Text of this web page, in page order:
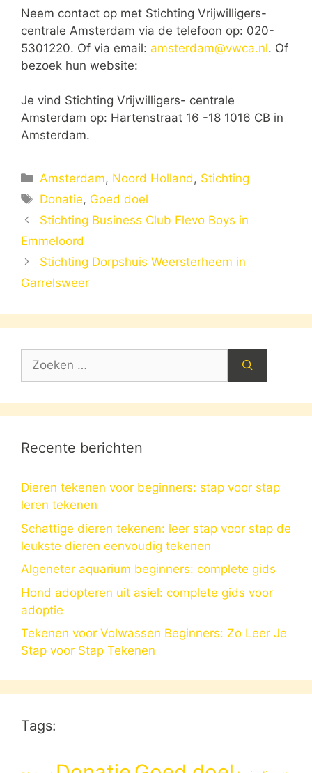
Neem contact op met Stichting Vrijwilligers-
centrale Amsterdam via de telefoon op: 020-
5301220. Of via email: amsterdam@vwca.nl. Of
bezoek hun website:
Je vind Stichting Vrijwilligers- centrale
Amsterdam op: Hartenstraat 16 -18 1016 CB in
Amsterdam.
Categorieën
Amsterdam, Noord Holland, Stichting
Tags
Donatie, Goed doel
Stichting Business Club Flevo Boys in
Emmeloord
Stichting Dorpshuis Weersterheem in
Garrelsweer
Zoek
Recente berichten
Dieren tekenen voor beginners: stap voor stap
leren tekenen
Schattige dieren tekenen: leer stap voor stap de
leukste dieren eenvoudig tekenen
Algeneter aquarium beginners: complete gids
Hond adopteren uit asiel: complete gids voor
adoptie
Tekenen voor Volwassen Beginners: Zo Leer Je
Stap voor Stap Tekenen
Tags: